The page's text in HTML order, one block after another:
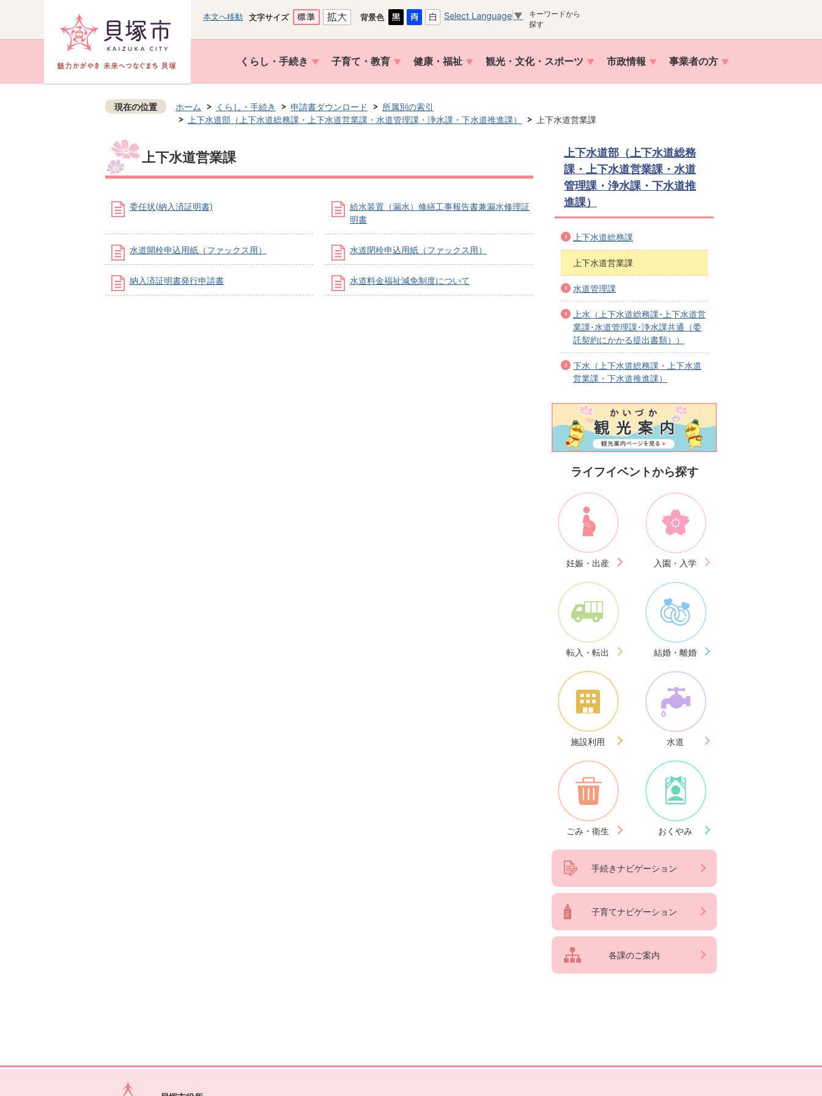
本文へ移動 文字サイズ 背景色 Select Language ▼
キーワードから
探す
くらし・手続き 子育て・教育 健康・福祉 観光・文化・スポーツ 市政情報 事業者の方
現在の位置 ホーム くらし・手続き 申請書ダウンロード
所属別の索引
上下水道部（上下水道総務課・上下水道営業課・水道管理課・浄水課・下水道推進課）
上下水道営業課
上下水道営業課
委任状(納入済証明書)
給水装置（漏水）修繕工事報告書兼漏水修理証
明書
水道開栓申込用紙（ファックス用） 水道閉栓申込用紙（ファックス用）
納入済証明書発行申請書 水道料金福祉減免制度について
上下水道部（上下水道総務
課・上下水道営業課・水道
管理課・浄水課・下水道推
進課）
上下水道総務課
上下水道営業課
水道管理課
上水（上下水道総務課･上下水道営
業課･水道管理課･浄水課共通（委
託契約にかかる提出書類））
下水（上下水道総務課・上下水道
営業課・下水道推進課）
ライフイベントから探す
妊娠・出産 入園・入学
転入・転出 結婚・離婚
施設利用 水道
ごみ・衛生 おくやみ
手続きナビゲーション
子育てナビゲーション
各課のご案内